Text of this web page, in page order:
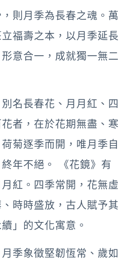
則月季為長春之魂。萬
福壽之本，以月季延長
意合一，成就獨一無二
名長春花、月月紅、四
者，在於花期無盡、寒
菊逐季而開，唯月季自
年不絕。 《花鏡》有
紅。四季常開，花無虛
時時盛放，古人賦予其
」的文化寓意。
季象徵堅韌恆常、歲如